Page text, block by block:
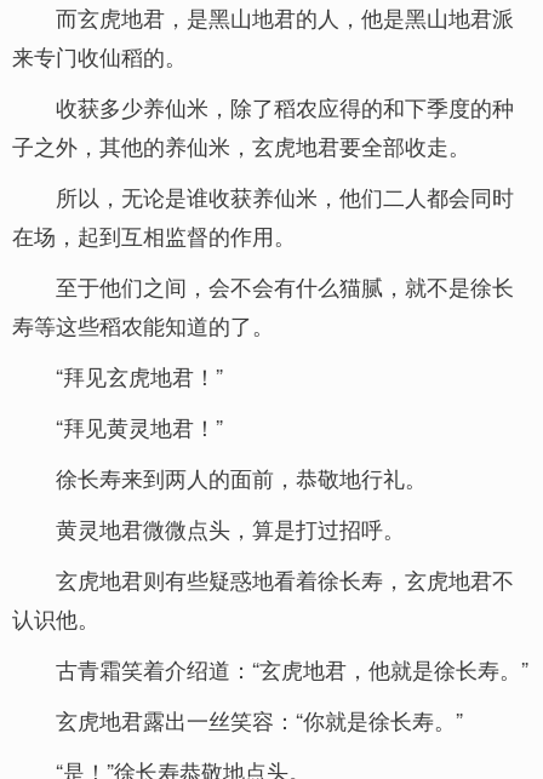
而玄虎地君，是黑山地君的人，他是黑山地君派
来专门收仙稻的。
收获多少养仙米，除了稻农应得的和下季度的种
子之外，其他的养仙米，玄虎地君要全部收走。
所以，无论是谁收获养仙米，他们二人都会同时
在场，起到互相监督的作用。
至于他们之间，会不会有什么猫腻，就不是徐长
寿等这些稻农能知道的了。
“拜见玄虎地君！”
“拜见黄灵地君！”
徐长寿来到两人的面前，恭敬地行礼。
黄灵地君微微点头，算是打过招呼。
玄虎地君则有些疑惑地看着徐长寿，玄虎地君不
认识他。
古青霜笑着介绍道：“玄虎地君，他就是徐长寿。”
玄虎地君露出一丝笑容：“你就是徐长寿。”
“是！”徐长寿恭敬地点头。